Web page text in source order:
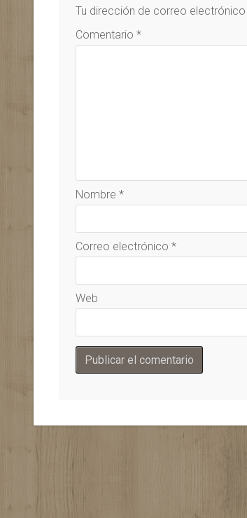
Tu dirección de correo
Comentario *
Nombre *
Correo electrónico *
Web